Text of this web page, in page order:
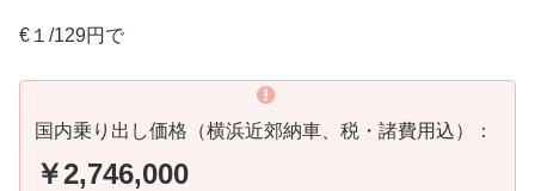
€１/129円で
国内乗り出し価格（横浜近郊納車、税・諸費用込）：
￥2,746,000